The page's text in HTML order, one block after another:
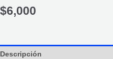
$6,000
Descripción